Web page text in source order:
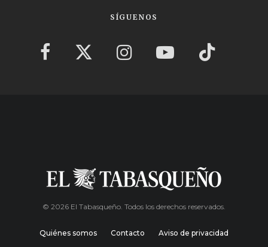
SÍGUENOS
© 2026 El Tabasqueño. Todos los derechos reservados.
Quiénes somos Contacto Aviso de privacidad